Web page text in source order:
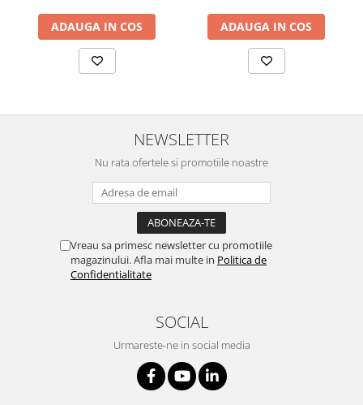
ADAUGA IN COS ADAUGA IN COS
NEWSLETTER
Nu rata ofertele si promotiile noastre
Vreau sa primesc newsletter cu promotiile
magazinului. Afla mai multe in Politica de
Confidentialitate
SOCIAL
Urmareste-ne in social media